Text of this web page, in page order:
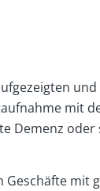
mit
Demenz
Geschäfte mit